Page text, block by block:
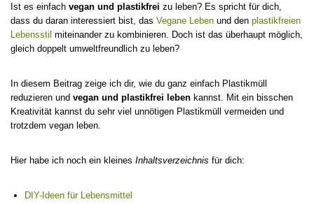
Ist es einfach vegan und plastikfrei zu leben? Es spricht für dich,
dass du daran interessiert bist, das Vegane Leben und den plastikfreien
Lebensstil miteinander zu kombinieren. Doch ist das überhaupt möglich,
gleich doppelt umweltfreundlich zu leben?
In diesem Beitrag zeige ich dir, wie du ganz einfach Plastikmüll
reduzieren und vegan und plastikfrei leben kannst. Mit ein bisschen
Kreativität kannst du sehr viel unnötigen Plastikmüll vermeiden und
trotzdem vegan leben.
Hier habe ich noch ein kleines Inhaltsverzeichnis für dich:
DIY-Ideen für Lebensmittel